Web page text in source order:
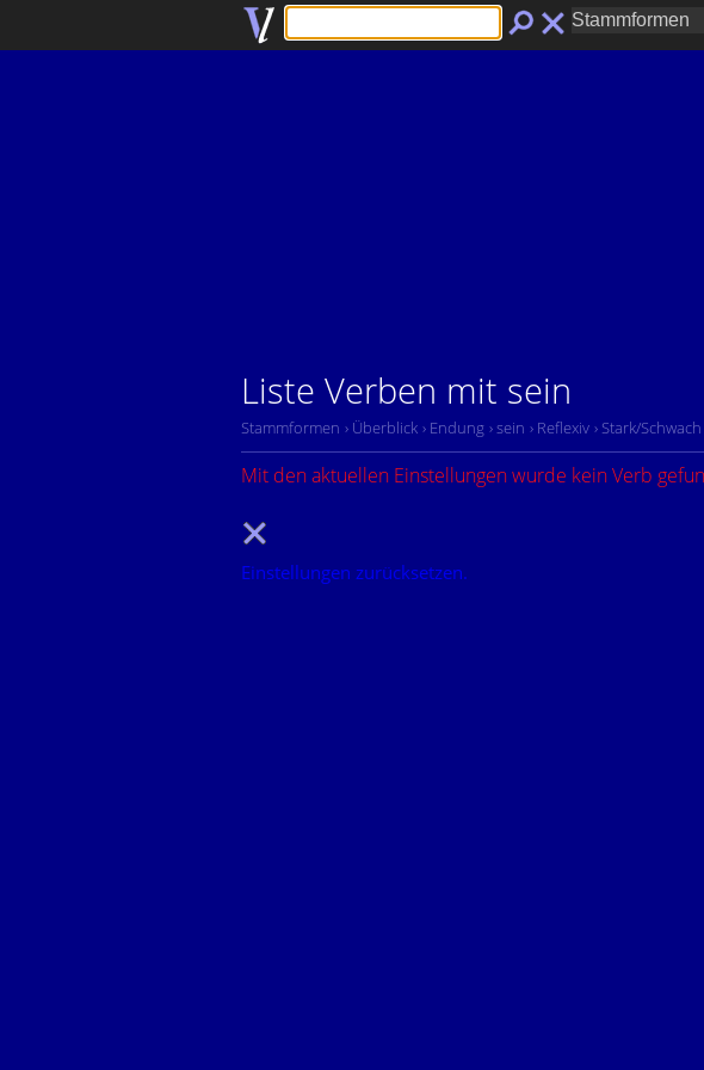
Liste Verben mit sein
Stammformen › Überblick › Endung › sein › Reflexiv › Stark/Schwach
Mit den aktuellen Einstellungen wurde kein Verb
Einstellungen zurücksetzen.